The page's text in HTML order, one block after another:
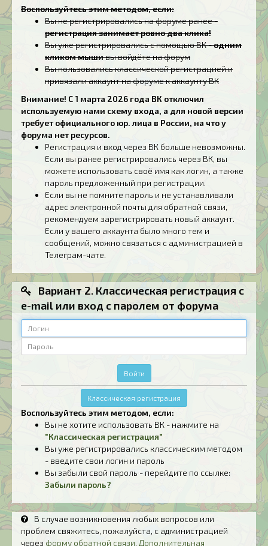
Воспользуйтесь этим методом, если:
Вы не регистрировались на форуме ранее -
регистрация занимает ровно два клика!
Вы уже регистрировались с помощью ВК -одним
кликом мышивы войдёте на форум
Вы пользовались классической регистрацией и
привязали аккаунт на форуме к аккаунту ВК
Внимание! С 1 марта 2026 года ВК отключил
используемую нами схему входа, а для новой версии
требует официального юр. лица в России, на что у
форума нет ресурсов.
Регистрация и вход через ВК больше невозможны.
Если вы ранее регистрировались через ВК, вы
можете использовать своё имя как логин, а также
пароль предложенный при регистрации.
Если вы не помните пароль и не устанавливали
адрес электронной почты для обратной связи,
рекомендуем зарегистрировать новый аккаунт.
Если у вашего аккаунта было много тем и
сообщений, можно связаться с администрацией в
Телеграм-чате.
Вариант 2. Классическая регистрация с
e-mail или вход с паролем от форума
Войти
Классическая регистрация
Воспользуйтесь этим методом, если:
Вы не хотите использовать ВК - нажмите на
"Классическая регистрация"
Вы уже регистрировались классическим методом
- введите свои логин и пароль
Вы забыли свой пароль - перейдите по ссылке:
Забыли пароль?
В случае возникновения любых вопросов или
проблем свяжитесь, пожалуйста, с администрацией
через форму обратной связи. Дополнительная